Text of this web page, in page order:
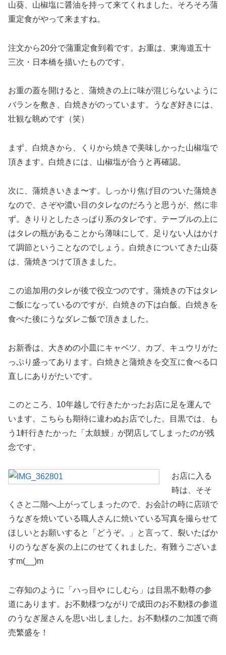
山葵、山椒塩に醤油を持って来てくれました。そろそろ蒲
重定食がやって来ますね。
注文から20分で蒲重定食到着です。お重は、東海道五十
三次・日本橋を描いたものです。
お重の蓋を開けると、蒲焼きの上に味が混じらないように
バランを敷き、白焼きがのっています。うなぎ好きには、
壮観な眺めです（笑）
まず、白焼きから、くりから焼きで美味しかった山椒塩で
頂きます。白焼きには、山椒塩が合うと再確認。
次に、蒲焼きいきま〜す。しっかり焦げ目のついた蒲焼き
なので、さぞや濃い目のタレなのだろうと思うが、然に非
ず。きりりとしたさっぱり系のタレです。テーブルの上に
はタレの瓶があることから薄味にして、足りない人はかけ
て調節ということなのでしょう。白焼きについてきた山葵
は、蒲焼きつけて頂きました。
この追加用のタレが後で役立つのです。蒲焼きの下はタレ
ご飯になっているのですが、白焼きの下は白飯。白焼きを
食べた後にうなダレご飯で頂きました。
お新香は、大きめの小皿にキャベツ、カブ、キュウリがた
っぷり盛ってあります。白焼きと蒲焼きを交互に食べる口
直しにありがたいです。
このところ、10年越しで行きたかったお店に足を運んで
います。こちらも期待に違わぬお店でした。目黒では、も
う1軒行きたかった「太鼓鰻」が閉店してしまったのが残
念です。
お店に入る
時は、そそ
くさと二階へ上がってしまったので、お会計の時に店頭で
うなぎを焼いている職人さんに焼いている写真を撮らせて
ほしいとお願いすると「どうぞ。」と言って、裂いたばか
りのうなぎを炭の上にのせてくれました。有難うございま
すm(__)m
ご存知のように「ハっ目や にしむら」は目黒不動尊の参
道にあります。お不動様つながりで成田のお不動様の参道
のうなぎ屋さんを思い出しました。お不動様のご加護で商
売繁盛を！